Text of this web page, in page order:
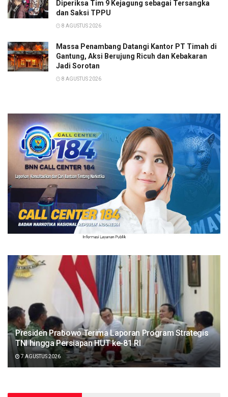
Diperiksa Tim 9 Kejagung sebagai Tersangka
dan Saksi TPPU
8 AGUSTUS 2026
Massa Penambang Datangi Kantor PT Timah di
Gantung, Aksi Berujung Ricuh dan Kebakaran
Jadi Sorotan
8 AGUSTUS 2026
Presiden Prabowo Terima Laporan Program Strategis
TNI hingga Persiapan HUT ke-81 RI
7 AGUSTUS 2026